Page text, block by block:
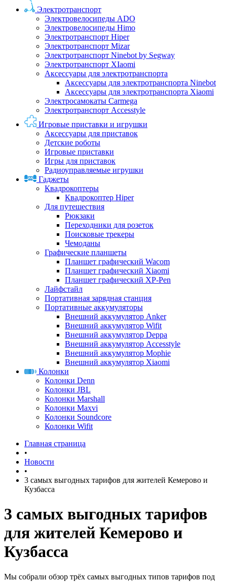
Электротранспорт
Электровелосипеды ADO
Электровелосипеды Himo
Электротранспорт Hiper
Электротранспорт Mizar
Электротранспорт Ninebot by Segway
Электротранспорт XIaomi
Аксессуары для электротранспорта
Аксессуары для электротранспорта Ninebot
Аксессуары для электротранспорта Xiaomi
Электросамокаты Carmega
Электротранспорт Accesstyle
Игровые приставки и игрушки
Аксессуары для приставок
Детские роботы
Игровые приставки
Игры для приставок
Радиоуправляемые игрушки
Гаджеты
Квадрокоптеры
Квадрокоптер Hiper
Для путешествия
Рюкзаки
Переходники для розеток
Поисковые трекеры
Чемоданы
Графические планшеты
Планшет графический Wacom
Планшет графический Xiaomi
Планшет графический XP-Pen
Лайфстайл
Портативная зарядная станция
Портативные аккумуляторы
Внешний аккумулятор Anker
Внешний аккумулятор Wifit
Внешний аккумулятор Deppa
Внешний аккумулятор Accesstyle
Внешний аккумулятор Mophie
Внешний аккумулятор Xiaomi
Колонки
Колонки Denn
Колонки JBL
Колонки Marshall
Колонки Maxvi
Колонки Soundcore
Колонки Wifit
Главная страница
•
Новости
•
3 самых выгодных тарифов для жителей Кемерово и
Кузбасса
3 самых выгодных тарифов
для жителей Кемерово и
Кузбасса
Мы собрали обзор трёх самых выгодных типов тарифов под